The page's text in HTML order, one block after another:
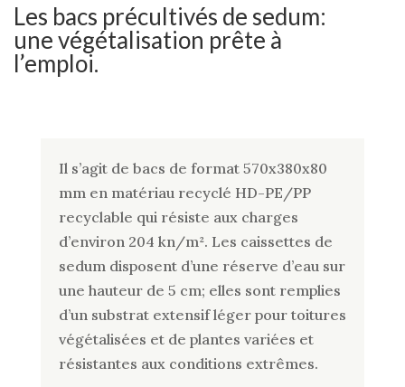
Les bacs précultivés de sedum:
une végétalisation prête à
l’emploi.
Il s’agit de bacs de format 570x380x80
mm en matériau recyclé HD-PE/PP
recyclable qui résiste aux charges
d’environ 204 kn/m². Les caissettes de
sedum disposent d’une réserve d’eau sur
une hauteur de 5 cm; elles sont remplies
d’un substrat extensif léger pour toitures
végétalisées et de plantes variées et
résistantes aux conditions extrêmes.